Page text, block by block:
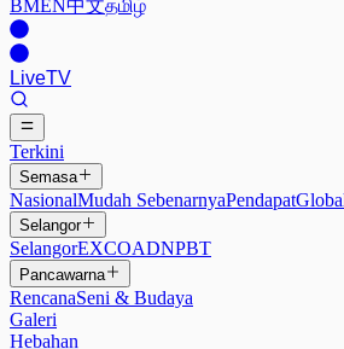
BMEN中文தமிழ்
LiveTV
Terkini
Semasa
NasionalMudah SebenarnyaPendapat
Selangor
SelangorEXCOADNPBT
Pancawarna
RencanaSeni & Budaya
Galeri
Hebahan